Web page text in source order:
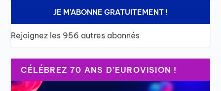
JE M'ABONNE GRATUITEMENT !
Rejoignez les 956 autres abonnés
CÉLÉBREZ 70 ANS D’EUROVISION !